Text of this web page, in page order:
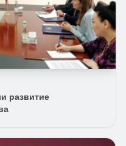
развитие